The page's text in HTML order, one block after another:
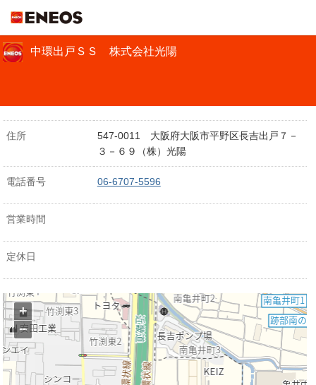
中環出戸ＳＳ 株式会社光陽
住所
547-0011 大阪府大阪市平野区長吉出戸７－
３－６９（株）光陽
電話番号 06-6707-5596
営業時間
定休日
+
−